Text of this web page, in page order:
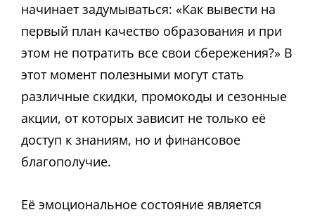
начинает задумываться: «Как вывести на
первый план качество образования и при
этом не потратить все свои сбережения?» В
этот момент полезными могут стать
различные скидки, промокоды и сезонные
акции, от которых зависит не только её
доступ к знаниям, но и финансовое
благополучие.
Её эмоциональное состояние является